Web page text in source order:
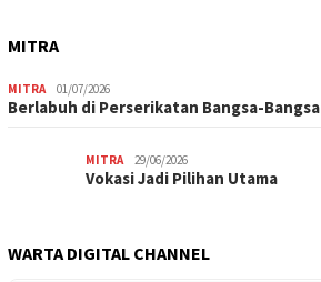
MITRA
MITRA 01/07/2026
Berlabuh di Perserikatan Bangsa-Bangsa
MITRA 29/06/2026
Vokasi Jadi Pilihan Utama
WARTA DIGITAL CHANNEL